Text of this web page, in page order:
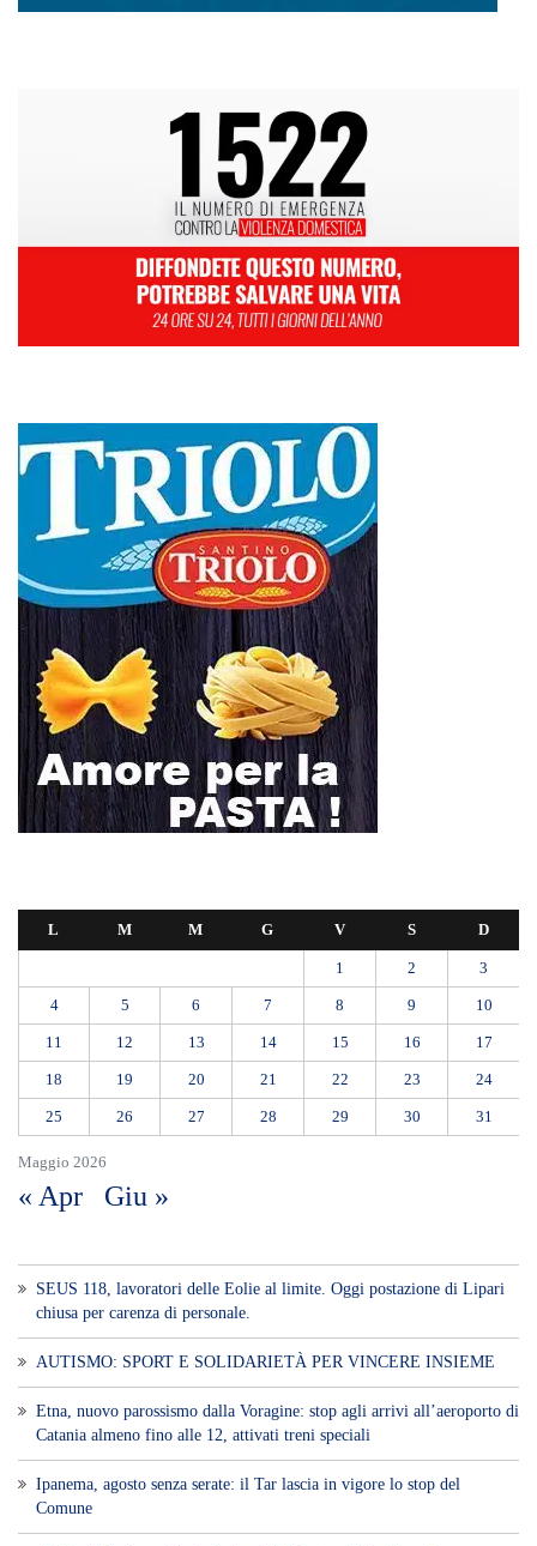
Maggio 2026
L M M G V S D
1 2 3
4 5 6 7 8 9 10
11 12 13 14 15 16 17
18 19 20 21 22 23 24
25 26 27 28 29 30 31
« Apr Giu »
SEUS 118, lavoratori delle Eolie al limite. Oggi postazione di Lipari
chiusa per carenza di personale.
AUTISMO: SPORT E SOLIDARIETÀ PER VINCERE INSIEME
Etna, nuovo parossismo dalla Voragine: stop agli arrivi all’aeroporto di
Catania almeno fino alle 12, attivati treni speciali
Ipanema, agosto senza serate: il Tar lascia in vigore lo stop del
Comune